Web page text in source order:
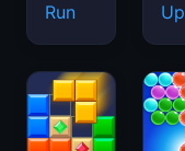
Run
Up